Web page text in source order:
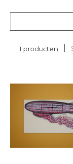
1 producten